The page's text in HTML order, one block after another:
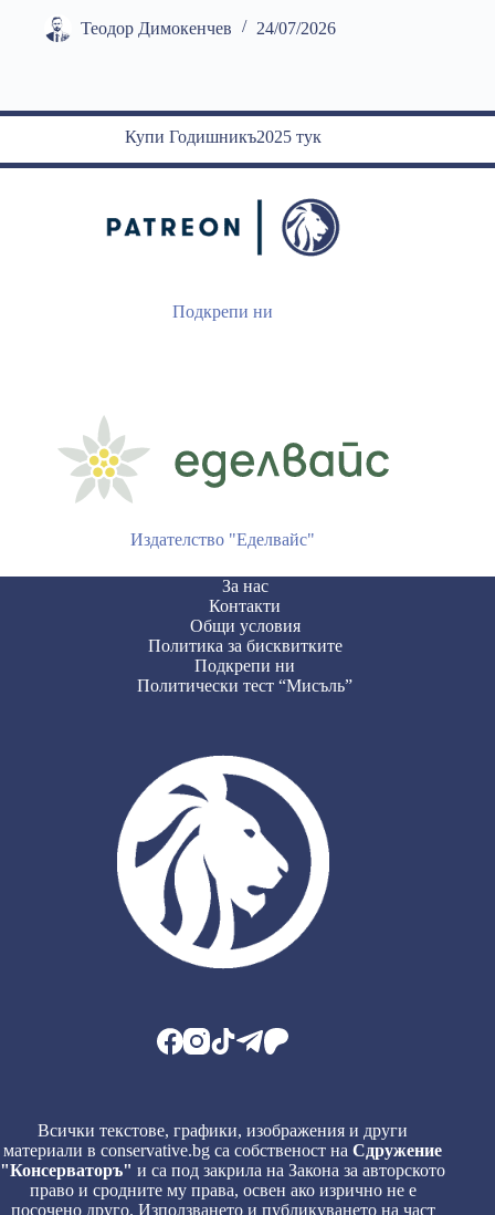
Теодор Димокенчев 24/07/2026
Купи Годишникъ2025 тук
Подкрепи ни
Издателство "Еделвайс"
За нас
Контакти
Общи условия
Политика за бисквитките
Подкрепи ни
Политически тест “Мисъль”
Всички текстове, графики, изображения и други
материали в conservative.bg са собственост наСдружение
"Консерваторъ" и са под закрила на Закона за авторското
право и сродните му права, освен ако изрично не е
посочено друго. Използването и публикуването на част